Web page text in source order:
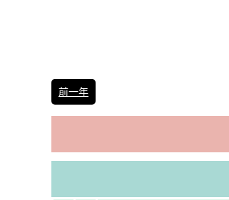
前一年